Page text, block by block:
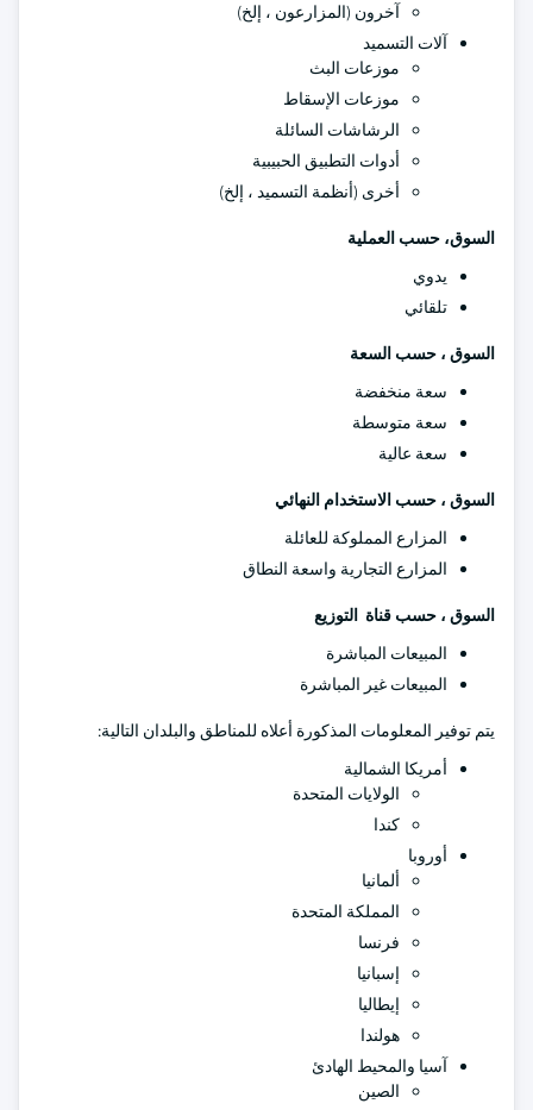
آخرون (المزارعون ، إلخ)
آلات التسميد
موزعات البث
موزعات الإسقاط
الرشاشات السائلة
أدوات التطبيق الحبيبية
أخرى (أنظمة التسميد ، إلخ)
السوق، حسب العملية
يدوي
تلقائي
السوق ، حسب السعة
سعة منخفضة
سعة متوسطة
سعة عالية
السوق ، حسب الاستخدام النهائي
المزارع المملوكة للعائلة
المزارع التجارية واسعة النطاق
السوق ، حسب قناة التوزيع
المبيعات المباشرة
المبيعات غير المباشرة
يتم توفير المعلومات المذكورة أعلاه للمناطق والبلدان التالية:
أمريكا الشمالية
الولايات المتحدة
كندا
أوروبا
ألمانيا
المملكة المتحدة
فرنسا
إسبانيا
إيطاليا
هولندا
آسيا والمحيط الهادئ
الصين